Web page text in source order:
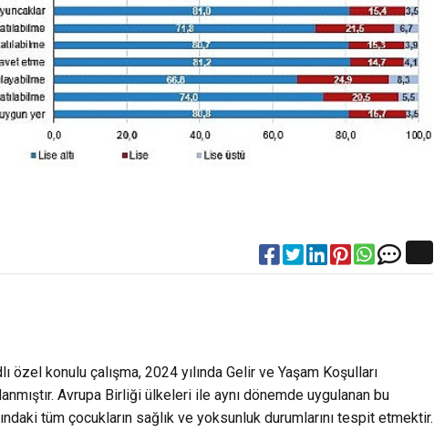
özel konulu çalışma, 2024 yılında Gelir ve Yaşam Koşulları
Avrupa Birliği ülkeleri ile aynı dönemde uygulanan bu
tüm çocukların sağlık ve yoksunluk durumlarını tespit etmektir.